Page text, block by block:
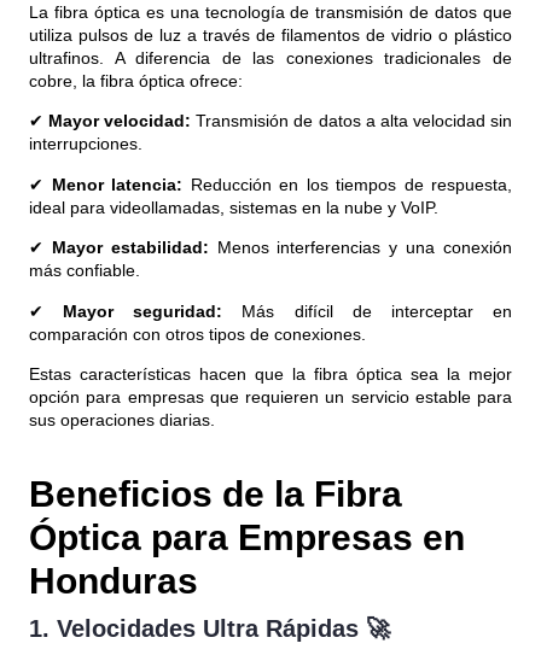
La fibra óptica es una tecnología de transmisión de datos que
utiliza pulsos de luz a través de filamentos de vidrio o plástico
ultrafinos. A diferencia de las conexiones tradicionales de
cobre, la fibra óptica ofrece:
✔ Mayor velocidad: Transmisión de datos a alta velocidad sin
interrupciones.
✔ Menor latencia: Reducción en los tiempos de respuesta,
ideal para videollamadas, sistemas en la nube y VoIP.
✔ Mayor estabilidad: Menos interferencias y una conexión
más confiable.
✔ Mayor seguridad: Más difícil de interceptar en
comparación con otros tipos de conexiones.
Estas características hacen que la fibra óptica sea la mejor
opción para empresas que requieren un servicio estable para
sus operaciones diarias.
Beneficios de la Fibra
Óptica para Empresas en
Honduras
1. Velocidades Ultra Rápidas 🚀